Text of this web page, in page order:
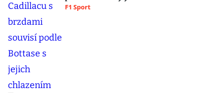
F1 Sport